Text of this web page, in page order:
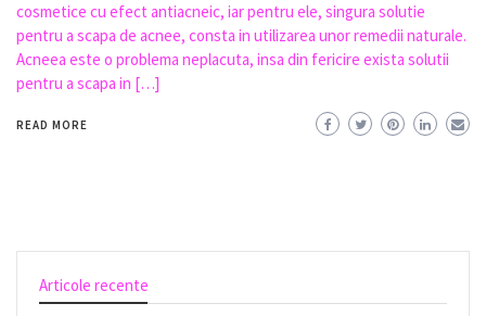
cosmetice cu efect antiacneic, iar pentru ele, singura solutie
pentru a scapa de acnee, consta in utilizarea unor remedii naturale.
Acneea este o problema neplacuta, insa din fericire exista solutii
pentru a scapa in […]
READ MORE
Articole recente